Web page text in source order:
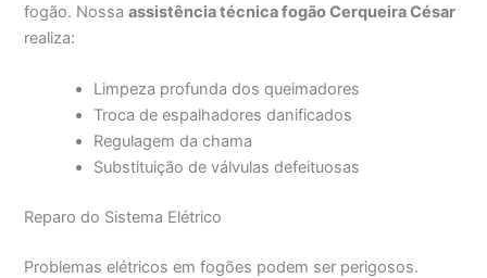
fogão. Nossaassistência técnica fogão Cerqueira César
realiza:
Limpeza profunda dos queimadores
Troca de espalhadores danificados
Regulagem da chama
Substituição de válvulas defeituosas
Reparo do Sistema Elétrico
Problemas elétricos em fogões podem ser perigosos.